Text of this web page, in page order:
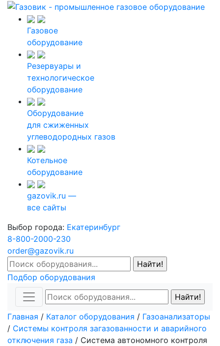
Газовое
оборудование
Резервуары и
технологическое
оборудование
Оборудование
для сжиженных
углеводородных газов
Котельное
оборудование
gazovik.ru —
все сайты
Выбор города: Екатеринбург
8-800-2000-230
order@gazovik.ru
Подбор оборудования
Главная / Каталог оборудования / Газоанализаторы
/ Системы контроля загазованности и аварийного
отключения газа / Система автономного контроля